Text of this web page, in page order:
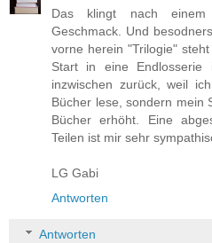
Das klingt nach
Geschmack. Und
vorne herein "Trilogie"
Start in eine Endlosserie
inzwischen zurück, weil
Bücher lese, sondern mein
Bücher erhöht. Eine
Teilen ist mir sehr
LG Gabi
Antworten
Antworten